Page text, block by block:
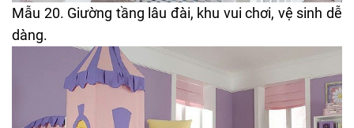
Mẫu 20. Giường tầng lâu đài, khu vui chơi, vệ sinh dễ
dàng.